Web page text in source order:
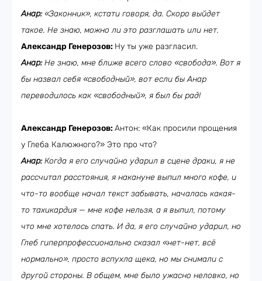
Анар: «Законник», кстати говоря, да. Скоро выйдет
такое. Не знаю, можно ли это разглашать или нет.
Александр Генерозов: Ну ты уже разгласил.
Анар:Не знаю, мне ближе всего слово «свобода». Вот я
бы назвал себя «свободный», вот если бы Анар
переводилось как «свободный», я был бы рад!
Александр Генерозов:Антон: «Как просили прощения
у Глеба Калюжного?» Это про что?
Анар:Когда я его случайно ударил в сцене драки, я не
рассчитал расстояния, я накануне выпил много кофе, и
что-то вообще начал текст забывать, началась какая-
то тахикардия — мне кофе нельзя, а я выпил, потому
что мне хотелось спать. И да, я его случайно ударил, но
Глеб гиперпрофессионально сказал «нет-нет, всё
нормально», просто вспухла щека, но мы снимали с
другой стороны. В общем, мне было ужасно неловко, но